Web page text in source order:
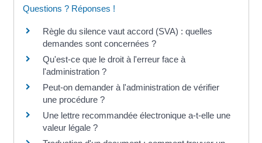
Questions ? Réponses !
Règle du silence vaut accord (SVA) : quelles
demandes sont concernées ?
Qu'est-ce que le droit à l'erreur face à
l'administration ?
Peut-on demander à l'administration de vérifier
une procédure ?
Une lettre recommandée électronique a-t-elle une
valeur légale ?